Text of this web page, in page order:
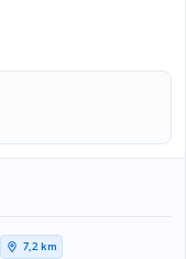
7,2 km